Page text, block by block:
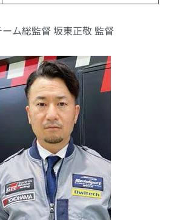
ーム総監督 坂東正敬 監督